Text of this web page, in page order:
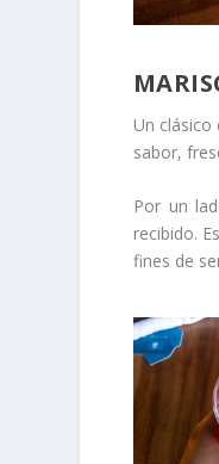
Un clásico
sabor,
Por un
recibido.
fines de